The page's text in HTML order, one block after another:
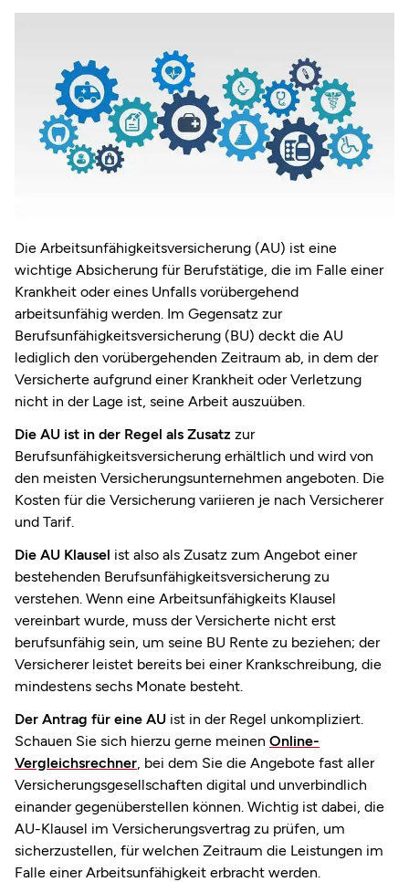
Die Arbeitsunfähigkeitsversicherung (AU) ist eine
wichtige Absicherung für Berufstätige, die im Falle einer
Krankheit oder eines Unfalls vorübergehend
arbeitsunfähig werden. Im Gegensatz zur
Berufsunfähigkeitsversicherung (BU) deckt die AU
lediglich den vorübergehenden Zeitraum ab, in dem der
Versicherte aufgrund einer Krankheit oder Verletzung
nicht in der Lage ist, seine Arbeit auszuüben.
Die AU ist in der Regel als Zusatz zur
Berufsunfähigkeitsversicherung erhältlich und wird von
den meisten Versicherungsunternehmen angeboten. Die
Kosten für die Versicherung variieren je nach Versicherer
und Tarif.
Die AU Klausel ist also als Zusatz zum Angebot einer
bestehenden Berufsunfähigkeitsversicherung zu
verstehen. Wenn eine Arbeitsunfähigkeits Klausel
vereinbart wurde, muss der Versicherte nicht erst
berufsunfähig sein, um seine BU Rente zu beziehen; der
Versicherer leistet bereits bei einer Krankschreibung, die
mindestens sechs Monate besteht.
Der Antrag für eine AU ist in der Regel unkompliziert.
Schauen Sie sich hierzu gerne meinen Online-
Vergleichsrechner, bei dem Sie die Angebote fast aller
Versicherungsgesellschaften digital und unverbindlich
einander gegenüberstellen können. Wichtig ist dabei, die
AU-Klausel im Versicherungsvertrag zu prüfen, um
sicherzustellen, für welchen Zeitraum die Leistungen im
Falle einer Arbeitsunfähigkeit erbracht werden.